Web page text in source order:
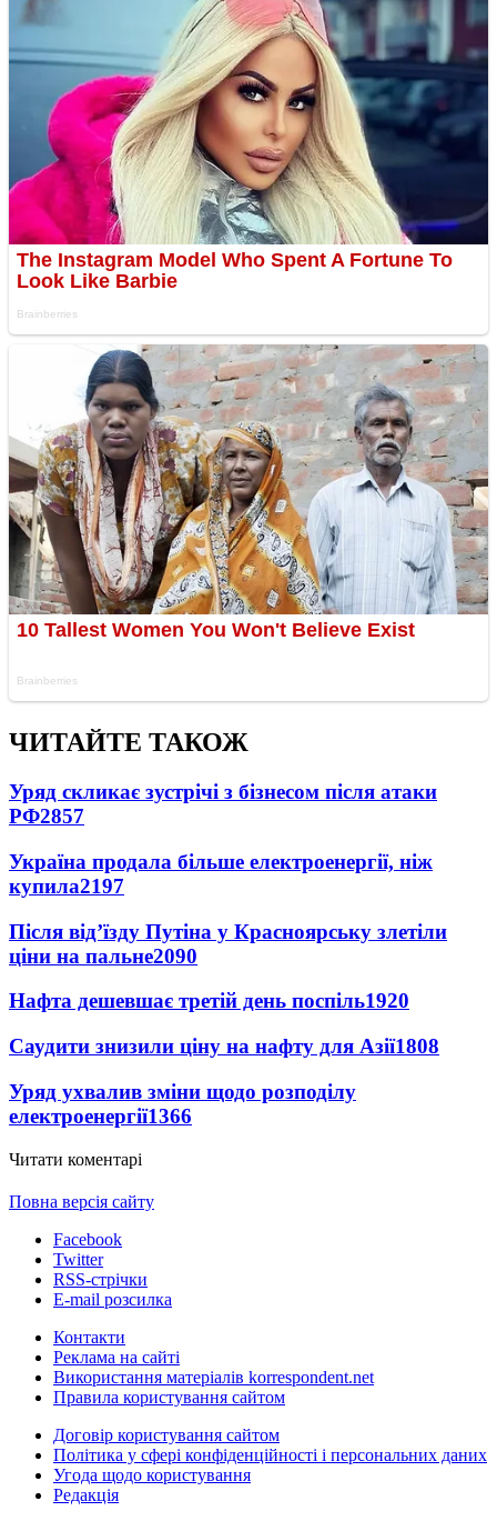
ЧИТАЙТЕ ТАКОЖ
Уряд скликає зустрічі з бізнесом після атаки
РФ2857
Україна продала більше електроенергії, ніж
купила2197
Після від’їзду Путіна у Красноярську злетіли
ціни на пальне2090
Нафта дешевшає третій день поспіль1920
Саудити знизили ціну на нафту для Азії1808
Уряд ухвалив зміни щодо розподілу
електроенергії1366
Читати коментарі
Повна версія сайту
Facebook
Twitter
RSS-стрічки
E-mail розсилка
Контакти
Реклама на сайті
Використання матеріалів korrespondent.net
Правила користування сайтом
Договір користування сайтом
Політика у сфері конфіденційності і персональних даних
Угода щодо користування
Редакція